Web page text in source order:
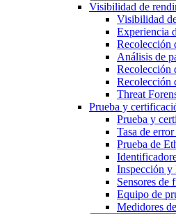
Visibilidad de
Visibilidad
Experiencia
Recolección
Análisis de
Recolección
Recolección
Threat
Prueba y
Prueba y
Tasa de
Prueba de
Inspección y
Sensores de
Equipo de
Medidores